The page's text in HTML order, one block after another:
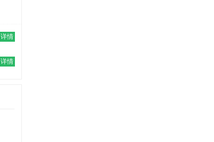
详情
详情